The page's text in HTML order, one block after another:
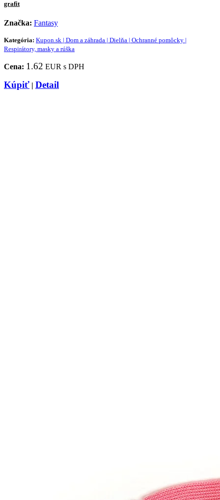
grafit
Značka: Fantasy
Kategória: Kupon.sk | Dom a záhrada | Dielňa | Ochranné pomôcky |
Respirátory, masky a rúška
Cena: 1.62 EUR s DPH
Kúpiť | Detail